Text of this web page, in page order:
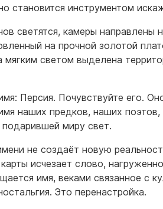
становится инструментом
светятся, камеры направлены
на прочной золотой
светом выделена
Персия. Почувствуйте его.
наших предков, наших
миру свет.
не создаёт новую
исчезает слово,
имя, веками связанное с
Это перенастройка.